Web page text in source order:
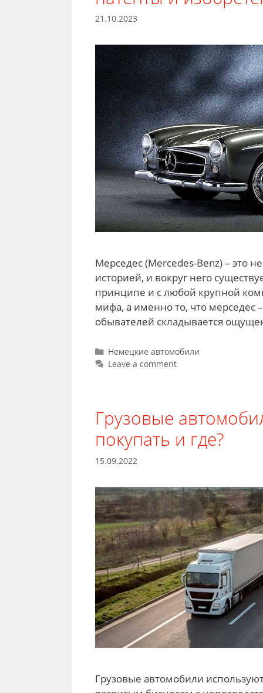
21.10.2023
Мерседес (Mercedes-Benz) – это
историей, и вокруг него
принципе и с любой крупной
мифа, а именно то, что мерседес
обывателей складывается
Categories
Немецкие автомобили
Leave a comment
Грузовые
покупать и где?
15.09.2022
Грузовые автомобили